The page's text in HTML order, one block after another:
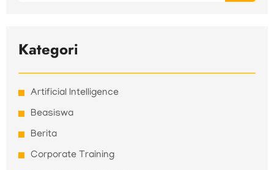
Kategori
Artificial Intelligence
Beasiswa
Berita
Corporate Training